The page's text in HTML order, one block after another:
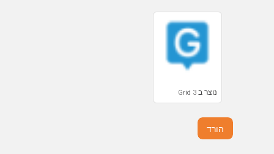
נוצר ב Grid 3
הורד